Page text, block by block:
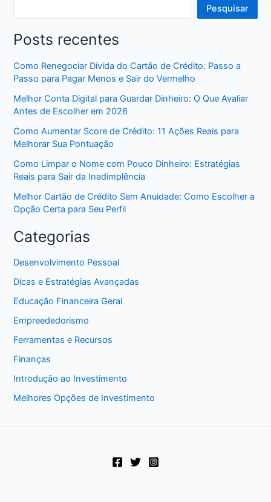
Pesquisar
Posts recentes
Como Renegociar Dívida do Cartão de Crédito: Passo a
Passo para Pagar Menos e Sair do Vermelho
Melhor Conta Digital para Guardar Dinheiro: O Que Avaliar
Antes de Escolher em 2026
Como Aumentar Score de Crédito: 11 Ações Reais para
Melhorar Sua Pontuação
Como Limpar o Nome com Pouco Dinheiro: Estratégias
Reais para Sair da Inadimplência
Melhor Cartão de Crédito Sem Anuidade: Como Escolher a
Opção Certa para Seu Perfil
Categorias
Desenvolvimento Pessoal
Dicas e Estratégias Avançadas
Educação Financeira Geral
Empreededorismo
Ferramentas e Recursos
Finanças
Introdução ao Investimento
Melhores Opções de Investimento